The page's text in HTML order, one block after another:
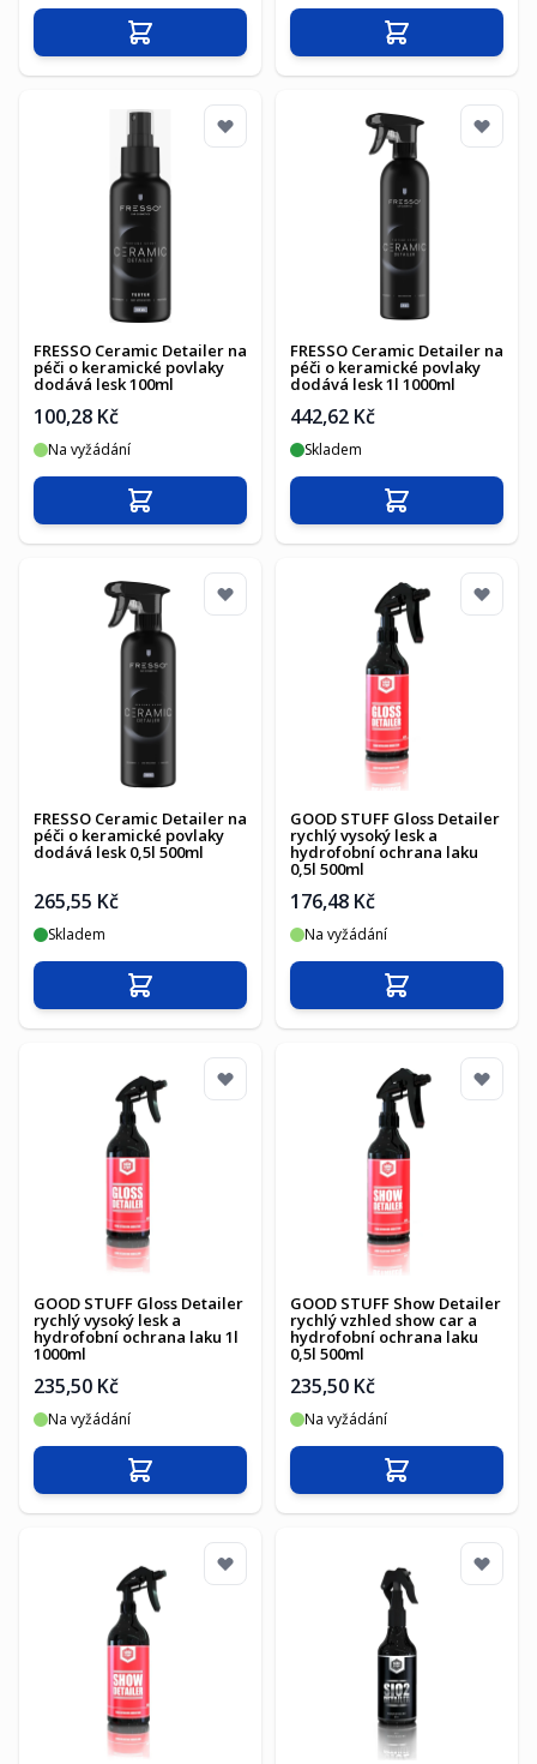
Přidat do košíku Přidat do košíku
FRESSO Ceramic Detailer na
péči o keramické povlaky
dodává lesk 100ml
100,28 Kč
Na vyžádání
Přidat do košíku
FRESSO Ceramic Detailer na
péči o keramické povlaky
dodává lesk 1l 1000ml
442,62 Kč
Skladem
Přidat do košíku
FRESSO Ceramic Detailer na
péči o keramické povlaky
dodává lesk 0,5l 500ml
265,55 Kč
Skladem
Přidat do košíku
GOOD STUFF Gloss Detailer
rychlý vysoký lesk a
hydrofobní ochrana laku
0,5l 500ml
176,48 Kč
Na vyžádání
Přidat do košíku
GOOD STUFF Gloss Detailer
rychlý vysoký lesk a
hydrofobní ochrana laku 1l
1000ml
235,50 Kč
Na vyžádání
Přidat do košíku
GOOD STUFF Show Detailer
rychlý vzhled show car a
hydrofobní ochrana laku
0,5l 500ml
235,50 Kč
Na vyžádání
Přidat do košíku